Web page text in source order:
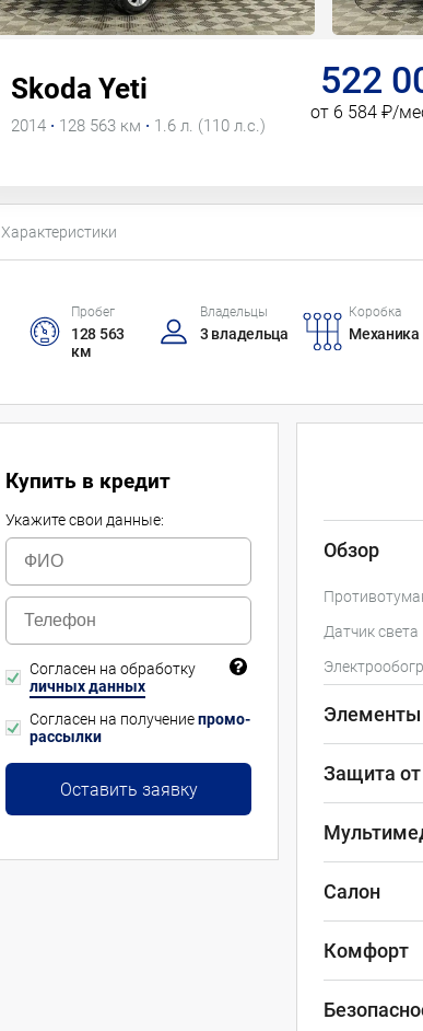
Skoda Yeti
2014 · 128 563 км · 1.6 л. (110 л.с.)
522
от 6 584 ₽/
Характеристики
Пробег
128 563
км
Владельцы
3 владельца
Коробка
Механика
Обзор
Датчик света
Элементы
Защита от
Салон
Комфорт
Купить в кредит
Укажите свои данные:
Согласен на обработку
личных данных
Согласен на получениепромо-
рассылки
Оставить заявку